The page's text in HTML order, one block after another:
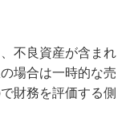
不良資産が含まれ
場合は一時的な売
財務を評価する側